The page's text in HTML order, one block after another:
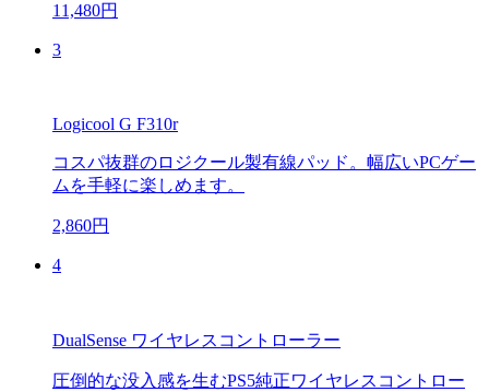
11,480円
3
Logicool G F310r
コスパ抜群のロジクール製有線パッド。幅広いPCゲー
ムを手軽に楽しめます。
2,860円
4
DualSense ワイヤレスコントローラー
圧倒的な没入感を生むPS5純正ワイヤレスコントロー